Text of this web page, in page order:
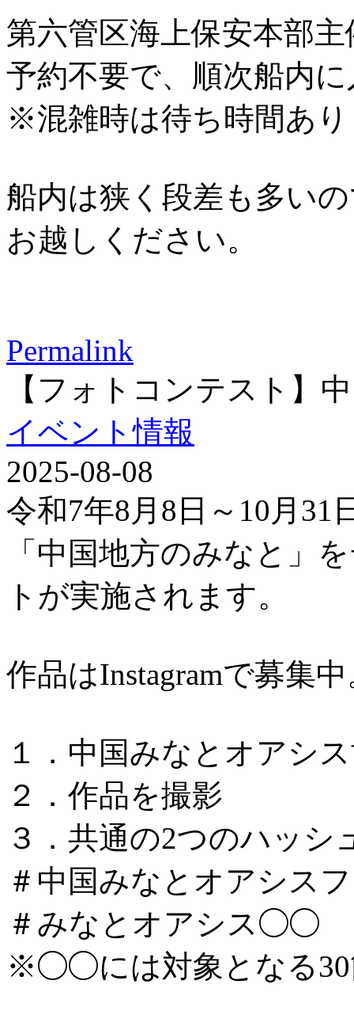
第六管区海上保安本部
予約不要で、順次船内
※混雑時は待ち時間あり
船内は狭く段差も多い
お越しください。
Permalink
【フォトコンテスト】
イベント情報
2025-08-08
令和7年8月8日～10月31
「中国地方のみなと」
トが実施されます。
作品はInstagramで募集
１．中国みなとオアシ
２．作品を撮影
３．共通の2つのハッシ
＃中国みなとオアシス
＃みなとオアシス◯◯
※◯◯には対象となる30